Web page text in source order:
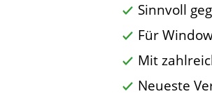
Sinnvoll
Für
Mit
Neueste